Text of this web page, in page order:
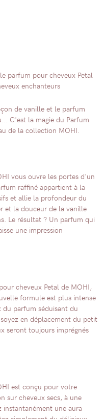
parfum pour cheveux Petal
enchanteurs
de vanille et le parfum
C'est la magie du Parfum
de la collection MOHI.
vous ouvre les portes d'un
raffiné appartient à la
et allie la profondeur du
et la douceur de la vanille
Le résultat ? Un parfum qui
une impression
cheveux Petal de MOHI,
formule est plus intense
du parfum séduisant du
en déplacement du petit
seront toujours imprégnés
est conçu pour votre
sur cheveux secs, à une
une aura